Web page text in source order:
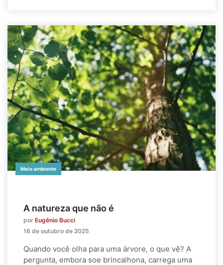
Meio ambiente
A natureza que não é
por Eugênio Bucci
16 de outubro de 2025
Quando você olha para uma árvore, o que vê? A
pergunta, embora soe brincalhona, carrega uma